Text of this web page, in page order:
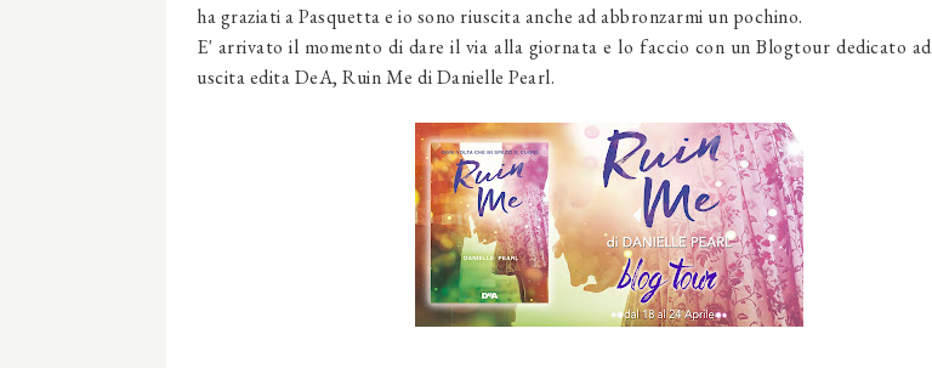
ha graziati a Pasquetta e io sono riuscita anche ad abbronzarmi un pochino.
E' arrivato il momento di dare il via alla giornata e lo faccio con un Blogtour dedicato
uscita edita DeA, Ruin Me di Danielle Pearl.